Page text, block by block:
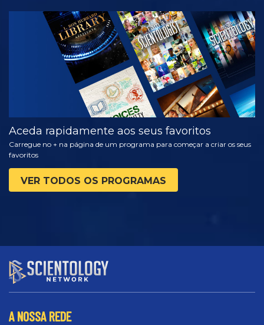
VER
EXPLORAR A
SÉRIE
Aceda rapidamente aos seus favoritos
Carregue no + na página de um programa para começar a criar os seus
favoritos
VER TODOS OS PROGRAMAS
A NOSSA REDE